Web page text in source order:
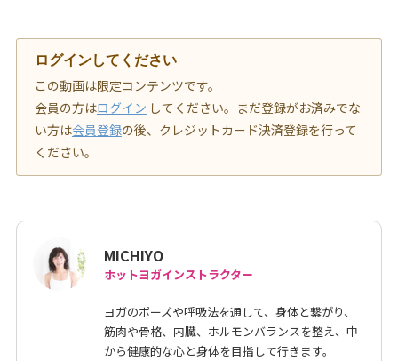
ログインしてください
この動画は限定コンテンツです。
会員の方はログイン してください。まだ登録がお済みでな
い方は会員登録の後、クレジットカード決済登録を行って
ください。
MICHIYO
ホットヨガインストラクター
ヨガのポーズや呼吸法を通して、身体と繋がり、
筋肉や骨格、内臓、ホルモンバランスを整え、中
から健康的な心と身体を目指して行きます。